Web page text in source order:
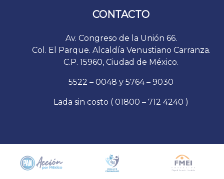
CONTACTO
Av. Congreso de la Unión 66.
Col. El Parque. Alcaldía Venustiano Carranza.
C.P. 15960, Ciudad de México.
5522 – 0048 y 5764 – 9030
Lada sin costo ( 01800 – 712 4240 )